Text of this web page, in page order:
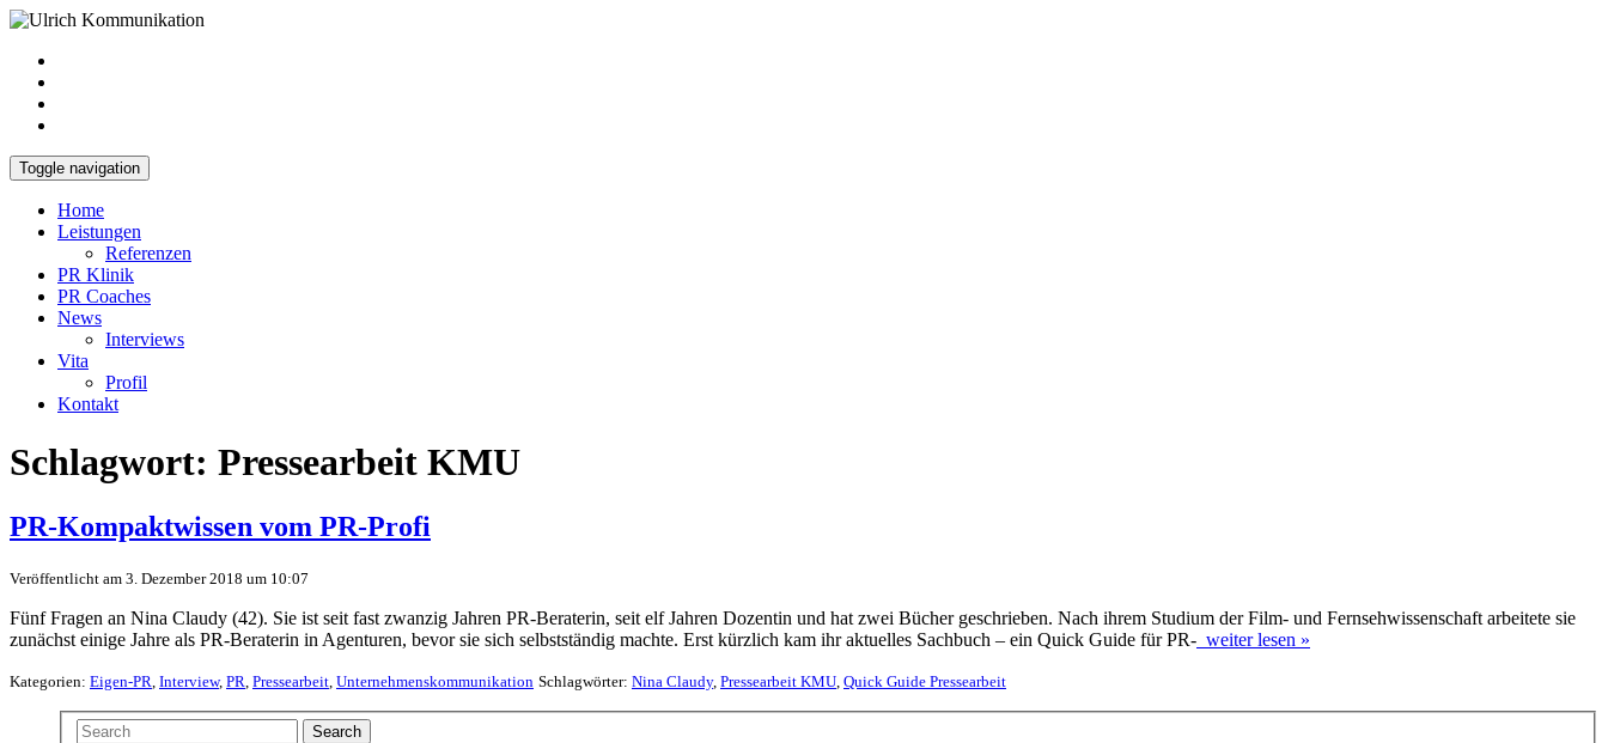
Toggle navigation
Home
Leistungen
Referenzen
PR Klinik
PR Coaches
News
Interviews
Vita
Profil
Kontakt
Schlagwort: Pressearbeit KMU
PR-Kompaktwissen vom PR-Profi
Veröffentlicht am 3. Dezember 2018 um 10:07
Fünf Fragen an Nina Claudy (42). Sie ist seit fast zwanzig Jahren PR-Beraterin, seit elf Jahren Dozentin und hat zwei Bücher geschrieben. Nach ihrem Studium der Film- und Fernsehwissenschaft arbeitete sie
zunächst einige Jahre als PR-Beraterin in Agenturen, bevor sie sich selbstständig machte. Erst kürzlich kam ihr aktuelles Sachbuch – ein Quick Guide für PR- weiter lesen »
Kategorien: Eigen-PR Interview, PR Pressearbeit Unternehmenskommunikation Schlagwörter: Nina Claudy, Pressearbeit KMU Quick Guide Pressearbeit
Search